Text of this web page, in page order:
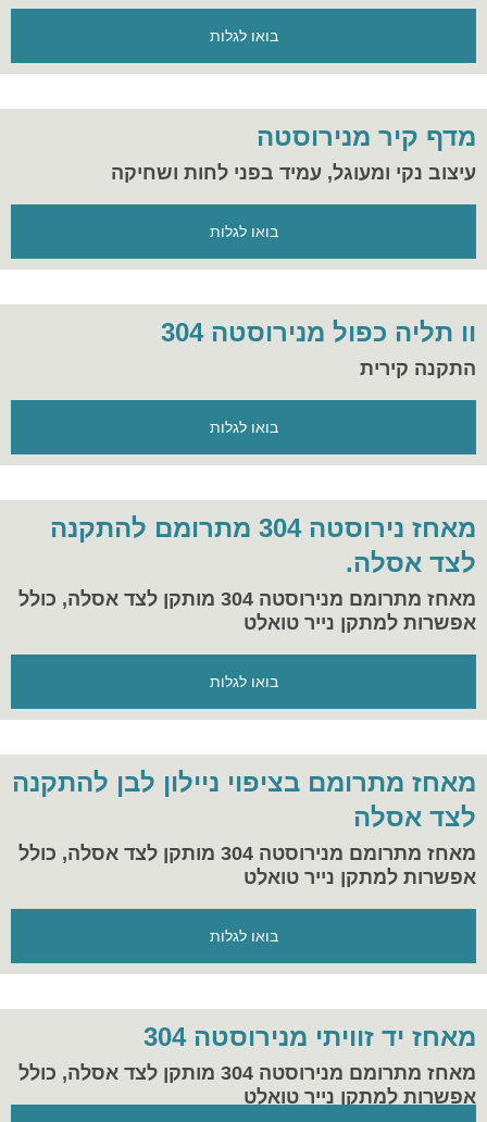
בואו לגלות
מדף קיר מנירוסטה
עיצוב נקי ומעוגל, עמיד בפני לחות ושחיקה
בואו לגלות
וו תליה כפול מנירוסטה 304
התקנה קירית
בואו לגלות
מאחז נירוסטה 304 מתרומם להתקנה
לצד אסלה.
מאחז מתרומם מנירוסטה 304 מותקן לצד אסלה, כולל
אפשרות למתקן נייר טואלט
בואו לגלות
מאחז מתרומם בציפוי ניילון לבן להתקנה
לצד אסלה
מאחז מתרומם מנירוסטה 304 מותקן לצד אסלה, כולל
אפשרות למתקן נייר טואלט
בואו לגלות
מאחז יד זוויתי מנירוסטה 304
מאחז מתרומם מנירוסטה 304 מותקן לצד אסלה, כולל
אפשרות למתקן נייר טואלט